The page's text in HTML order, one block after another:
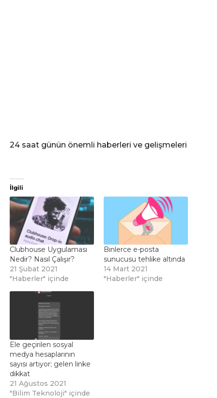
24 saat günün önemli haberleri ve gelişmeleri
İlgili
Clubhouse Uygulaması
Nedir? Nasıl Çalışır?
21 Şubat 2021
"Haberler" içinde
Binlerce e-posta
sunucusu tehlike altında
14 Mart 2021
"Haberler" içinde
Ele geçirilen sosyal
medya hesaplarının
sayısı artıyor; gelen linke
dikkat
21 Ağustos 2021
"Bilim Teknoloji" içinde